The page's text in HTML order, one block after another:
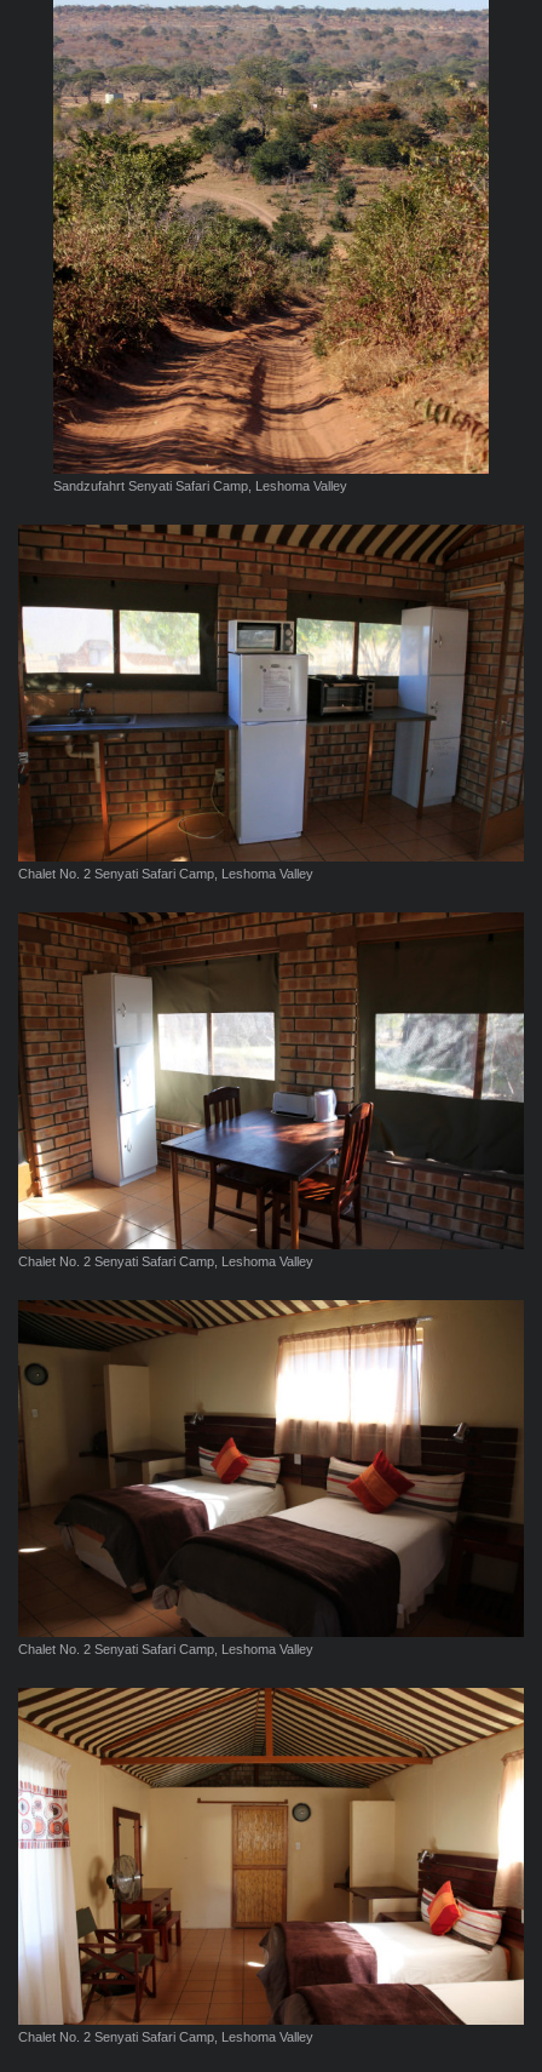
Sandzufahrt Senyati Safari Camp, Leshoma Valley
Chalet No. 2 Senyati Safari Camp, Leshoma Valley
Chalet No. 2 Senyati Safari Camp, Leshoma Valley
Chalet No. 2 Senyati Safari Camp, Leshoma Valley
Chalet No. 2 Senyati Safari Camp, Leshoma Valley